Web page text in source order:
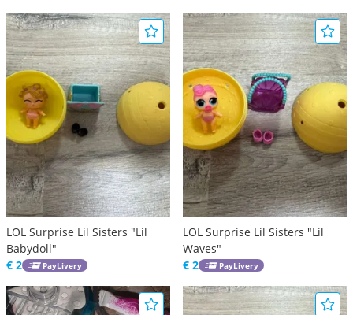
LOL Surprise Lil Sisters "Lil
Babydoll"
€ 2
PayLivery
LOL Surprise Lil Sisters "Lil
Waves"
€ 2
PayLivery